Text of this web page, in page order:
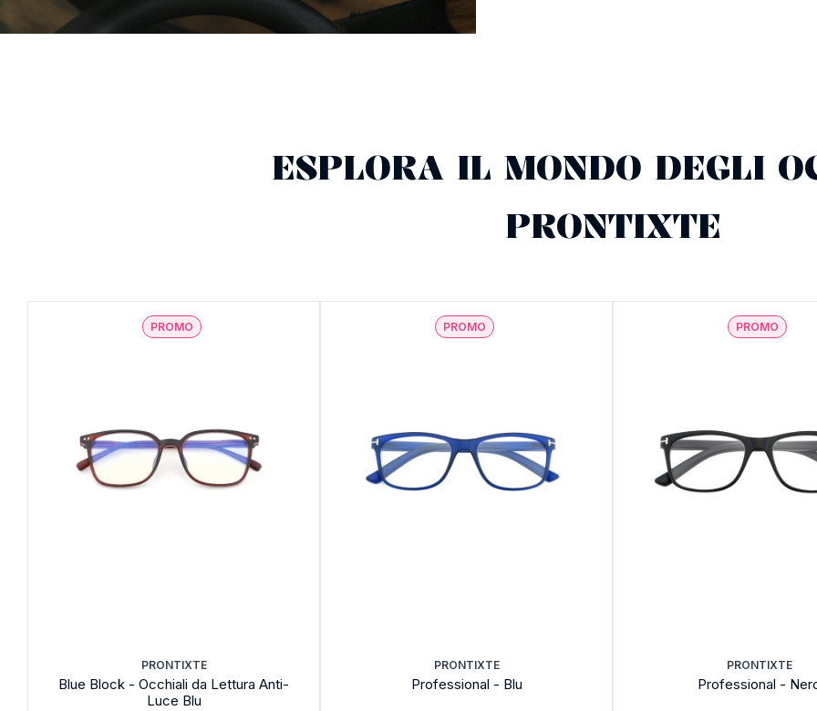
ESPLORA IL MONDO DEGLI
PRONTIXTE
PROMO
PRONTIXTE
Blue Block - Occhiali da Lettura Anti-
Luce Blu
PROMO
PRONTIXTE
Professional - Blu
PROMO
PRONTIXTE
Professional -